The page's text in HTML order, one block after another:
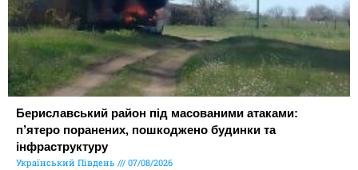
Бериславський район під масованими атаками:
п’ятеро поранених, пошкоджено будинки та
інфраструктуру
Український Південь 07/08/2026